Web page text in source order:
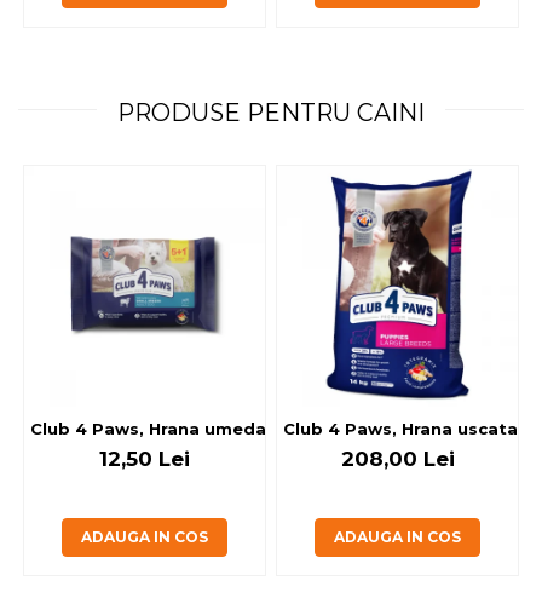
PRODUSE PENTRU CAINI
Club 4 Paws, Hrana umeda caini - cu miel, set 5+1, 6x80 g
12,50 Lei
ADAUGA IN COS
Club 4 Paws, Hrana uscata
208,00 Lei
ADAUGA IN COS